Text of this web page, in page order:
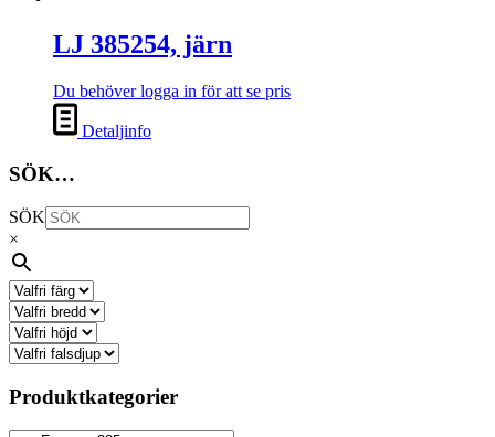
LJ 385254, järn
Du behöver logga in för att se pris
Detaljinfo
SÖK…
SÖK
×
Produktkategorier